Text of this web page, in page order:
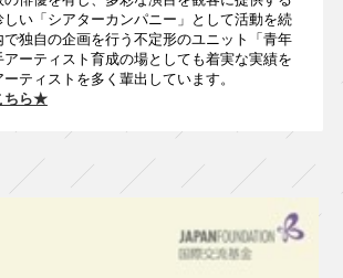
しい「シアターカンパニー」として活動を続
で独自の企画を行う不定形のユニット「青年
ーティスト育成の場としても着実な実績を
ーティストを多く輩出しています。
ちら★